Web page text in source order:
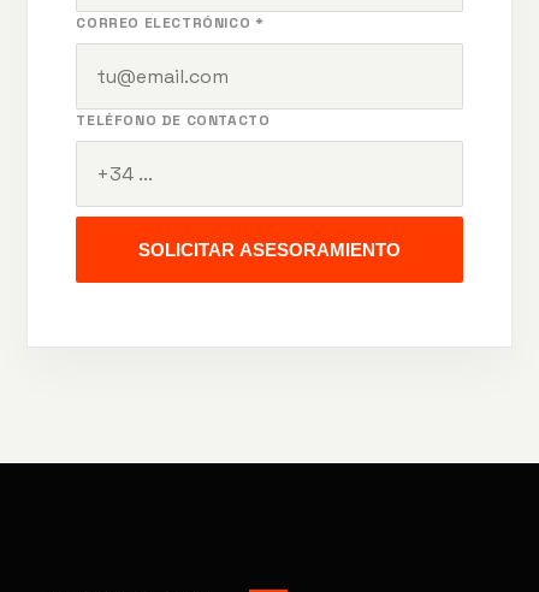
CORREO ELECTRÓNICO *
TELÉFONO DE CONTACTO
SOLICITAR ASESORAMIENTO